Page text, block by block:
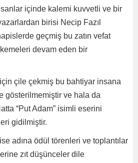
içinde kalemi kuvvetli ve bir
birisi Necip Fazıl
geçmiş bu zatın vefat
devam eden bir
için çile çekmiş bu bahtiyar insana
gösterilmemiştir ve hala da
“Put Adam” isimli eserini
gidilmiştir.
adına ödül törenleri ve toplantılar
zıt düşünceler dile